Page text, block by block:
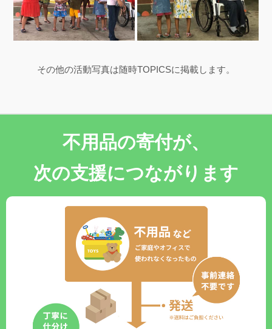
その他の活動写真は随時TOPICSに掲載します。
不用品の寄付が、
次の支援につながります